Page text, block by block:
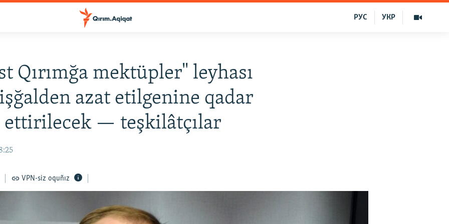
УКР
РУС
Qırımğa mektüpler" leyhası
işğalden azat etilgenine qadar
ettirilecek — teşkilâtçılar
VPN-siz oquñız